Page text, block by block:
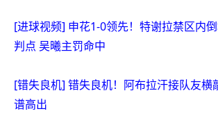
[进球视频] 申花1-0领先！特谢拉禁区内
判点 吴曦主罚命中
[错失良机] 错失良机！阿布拉汗接队友横
谱高出